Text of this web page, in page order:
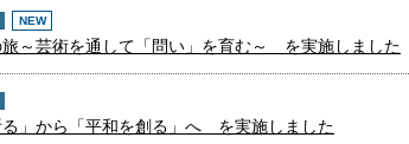
NEW
～芸術を通して「問い」を育む～ を実施しました
」から「平和を創る」へ を実施しました